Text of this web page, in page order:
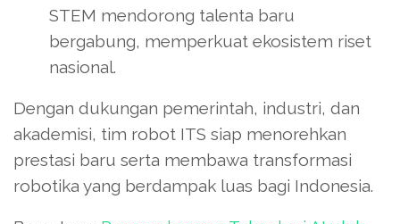
STEM mendorong talenta baru
bergabung, memperkuat ekosistem riset
nasional.
Dengan dukungan pemerintah, industri, dan
akademisi, tim robot ITS siap menorehkan
prestasi baru serta membawa transformasi
robotika yang berdampak luas bagi Indonesia.